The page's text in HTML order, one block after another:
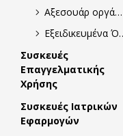
Αξεσουάρ οργάνωσης τεχνικών
Συσκευές
Επαγγελματικής
Χρήσης
Συσκευές Ιατρικών
Εφαρμογών